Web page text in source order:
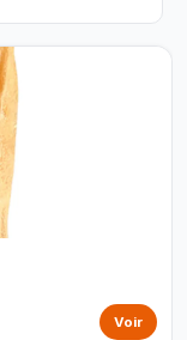
Voir